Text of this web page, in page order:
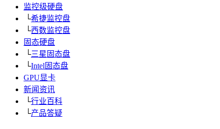
监控级硬盘
└希捷监控盘
└西数监控盘
固态硬盘
└三星固态盘
└Intel固态盘
GPU显卡
新闻资讯
└行业百科
└产品答疑